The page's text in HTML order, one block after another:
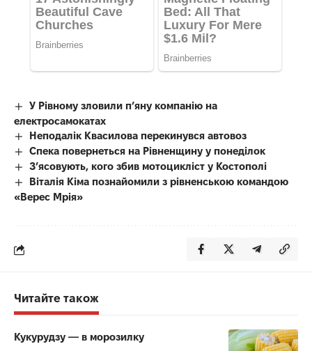
У Рівному зловили п’яну компанію на
електросамокатах
Неподалік Квасилова перекинувся автовоз
Спека повернеться на Рівненщину у понеділок
З’ясовують, кого збив мотоцикліст у Костополі
Віталія Кіма познайомили з рівненською командою
«Верес Мрія»
Читайте також
Кукурудзу — в морозилку